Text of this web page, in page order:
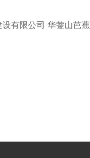
有限公司 华蓥山芭